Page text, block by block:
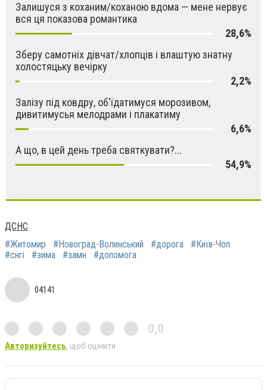
Залишуся з коханим/коханою вдома — мене нервує
вся ця показова романтика
28,6%
Зберу самотніх дівчат/хлопців і влаштую знатну
холостяцьку вечірку
2,2%
Залізу під ковдру, об'їдатимуся морозивом,
дивитимусья мелодрами і плакатиму
6,6%
А що, в цей день треба святкувати?...
54,9%
ДСНС
#Житомир
#Новоград-Волинський #дорога
#Київ-Чоп
#снгі
#зима #замн #допомога
04141
0,0
Авторизуйтесь, щоб оцінити